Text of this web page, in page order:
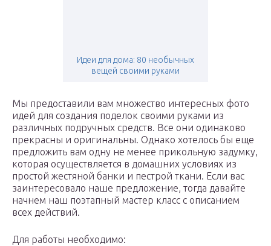
Идеи для дома: 80 необычных
вещей своими руками
Мы предоставили вам множество интересных фото
идей для создания поделок своими руками из
различных подручных средств. Все они одинаково
прекрасны и оригинальны. Однако хотелось бы еще
предложить вам одну не менее прикольную задумку,
которая осуществляется в домашних условиях из
простой жестяной банки и пестрой ткани. Если вас
заинтересовало наше предложение, тогда давайте
начнем наш поэтапный мастер класс с описанием
всех действий.
Для работы необходимо: